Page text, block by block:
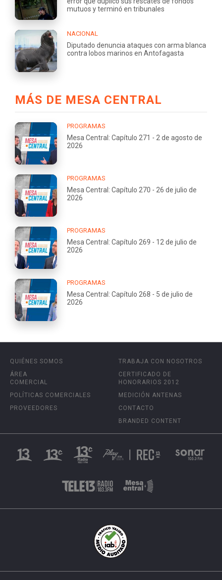
mutuos y terminó en tribunales
NACIONAL
Diputado denuncia ataques con arma blanca
contra lobos marinos en Antofagasta
MÁS DE MESA CENTRAL
PROGRAMAS
Mesa Central: Capítulo 271 - 2 de agosto de
2026
PROGRAMAS
Mesa Central: Capítulo 270 - 26 de julio de
2026
PROGRAMAS
Mesa Central: Capítulo 269 - 12 de julio de
2026
PROGRAMAS
Mesa Central: Capítulo 268 - 5 de julio de
2026
QUIÉNES SOMOS
ÁREA
COMERCIAL
POLÍTICAS COMERCIALES
PROVEEDORES
TRABAJA CON NOSOTROS
CERTIFICADO DE
HONORARIOS 2012
MEDICIÓN ANTENAS
CONTACTO
BRANDED CONTENT